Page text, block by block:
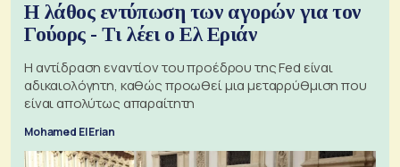
Η λάθος εντύπωση των αγορών για τον
Γούορς - Τι λέει ο Ελ Εριάν
Η αντίδραση εναντίον του προέδρου της Fed είναι
αδικαιολόγητη, καθώς προωθεί μια μεταρρύθμιση που
είναι απολύτως απαραίτητη
Mohamed El Erian